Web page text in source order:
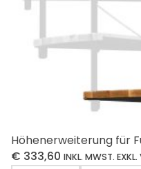
Höhenerweiterung für
€ 333,60 INKL. MWST.